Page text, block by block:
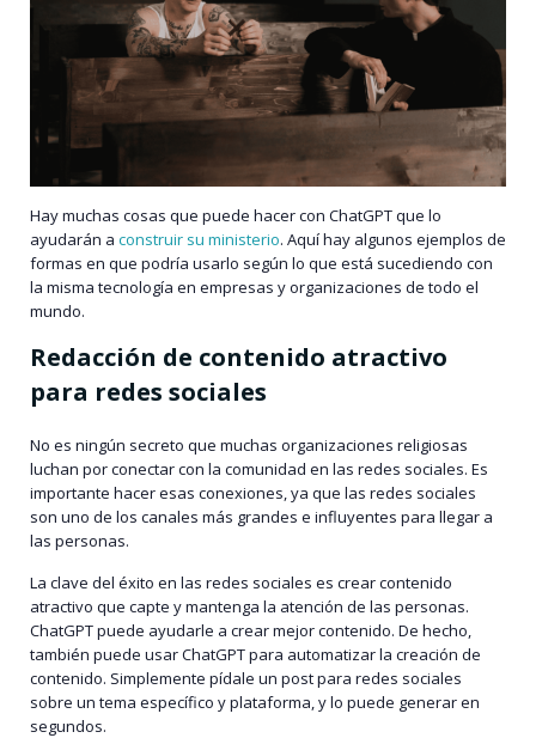
Hay muchas cosas que puede hacer con ChatGPT que lo
ayudarán a construir su ministerio. Aquí hay algunos ejemplos de
formas en que podría usarlo según lo que está sucediendo con
la misma tecnología en empresas y organizaciones de todo el
mundo.
Redacción de contenido atractivo
para redes sociales
No es ningún secreto que muchas organizaciones religiosas
luchan por conectar con la comunidad en las redes sociales. Es
importante hacer esas conexiones, ya que las redes sociales
son uno de los canales más grandes e influyentes para llegar a
las personas.
La clave del éxito en las redes sociales es crear contenido
atractivo que capte y mantenga la atención de las personas.
ChatGPT puede ayudarle a crear mejor contenido. De hecho,
también puede usar ChatGPT para automatizar la creación de
contenido. Simplemente pídale un post para redes sociales
sobre un tema específico y plataforma, y lo puede generar en
segundos.